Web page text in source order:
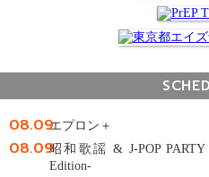
08.09エプロン＋
08.09昭和歌謡 & J-POP
Edition-